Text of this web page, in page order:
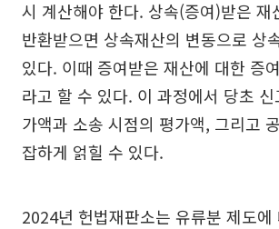
시 계산해야 한다. 상속(증여)받은 재
반환받으면 상속재산의 변동으로 상
있다. 이때 증여받은 재산에 대한 증
라고 할 수 있다. 이 과정에서 당초
가액과 소송 시점의 평가액, 그리고
잡하게 얽힐 수 있다.
2024년 헌법재판소는 유류분 제도에